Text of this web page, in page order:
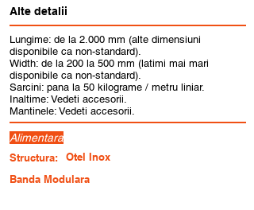
Alte detalii
Lungime: de la 2.000 mm (alte dimensiuni
disponibile ca non-standard).
Width: de la 200 la 500 mm (latimi mai mari
disponibile ca non-standard).
Sarcini: pana la 50 kilograme / metru liniar.
Inaltime: Vedeti accesorii.
Mantinele: Vedeti accesorii.
Alimentara
Structura:
Otel Inox
Banda Modulara